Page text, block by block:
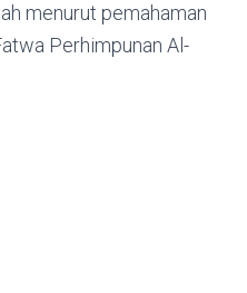
menurut pemahaman
Perhimpunan Al-